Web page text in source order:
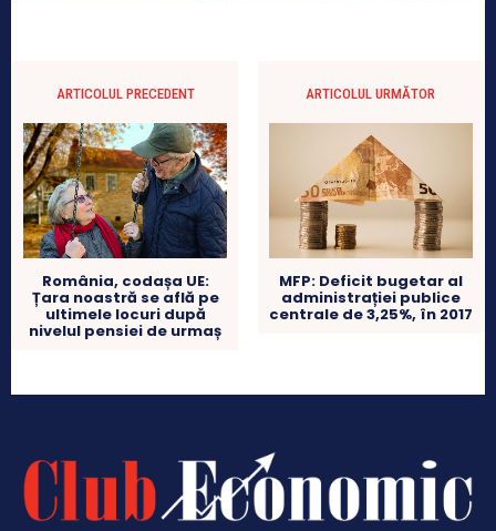
ARTICOLUL PRECEDENT
România, codașa UE:
Țara noastră se află pe
ultimele locuri după
nivelul pensiei de urmaș
ARTICOLUL URMĂTOR
MFP: Deficit bugetar al
administrației publice
centrale de 3,25%, în 2017